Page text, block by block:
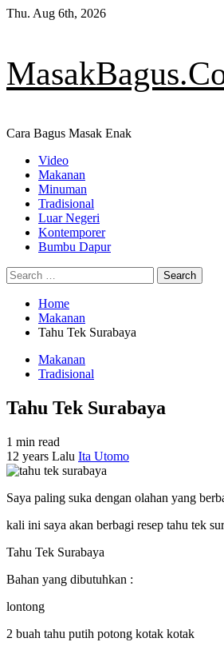
Skip
Thu. Aug 6th, 2026
Cara Bagus Masak Enak
Primary
Menu
Video
Makanan
Minuman
Tradisional
Luar Negeri
Kontemporer
Bumbu Dapur
Search
for:
Home
Makanan
Tahu Tek Surabaya
Makanan
Tradisional
Tahu Tek Surabaya
1 min read
12 years Lalu Ita Utomo
Saya paling suka dengan olahan yang
kali ini saya akan berbagi resep tahu tek
Tahu Tek Surabaya
Bahan yang dibutuhkan :
lontong
2 buah tahu putih potong kotak kotak